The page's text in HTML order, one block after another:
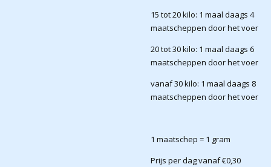
15 tot 20 kilo: 1 maal daags 4
maatscheppen door het voer
20 tot 30 kilo: 1 maal daags 6
maatscheppen door het voer
vanaf 30 kilo: 1 maal daags 8
maatscheppen door het voer
1 maatschep = 1 gram
Prijs per dag vanaf €0,30